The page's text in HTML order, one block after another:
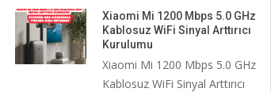
Xiaomi Mi 1200 Mbps 5.0 GHz
Kablosuz WiFi Sinyal Arttırıcı
Kurulumu
Xiaomi Mi 1200 Mbps 5.0 GHz
Kablosuz WiFi Sinyal Arttırıcı